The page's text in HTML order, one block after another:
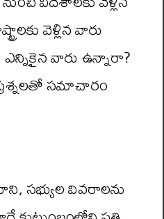
వెళ్లిన వారు
వారు ఉన్నారా?
సమాచారం
సభ్యుల వివరాలను